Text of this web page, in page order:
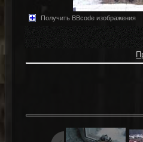
Получить BBcode изображения